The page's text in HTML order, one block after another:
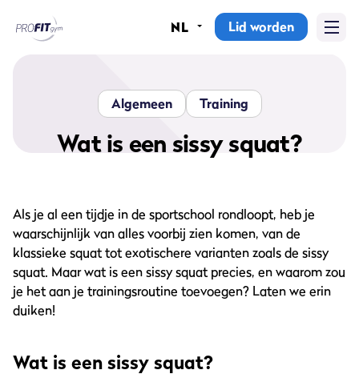
Sportscholen
Abonnementen
Lesrooster
Alle groepslessen
Waarom ProFit Gym
NL Lid worden
Algemeen Training
Wat is een sissy squat?
Als je al een tijdje in de sportschool rondloopt, heb je
waarschijnlijk van alles voorbij zien komen, van de
klassieke squat tot exotischere varianten zoals de sissy
squat. Maar wat is een sissy squat precies, en waarom zou
je het aan je trainingsroutine toevoegen? Laten we erin
duiken!
Wat is een sissy squat?